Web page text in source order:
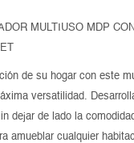
MULTIUSO MDP
de su hogar con este
versatilidad.
dejar de lado la
amueblar cualquier